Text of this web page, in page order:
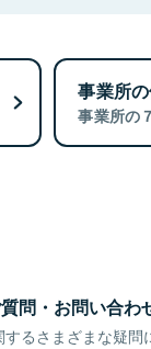
事業所
事業所の
問・お問い合わ
るさまざまな疑問